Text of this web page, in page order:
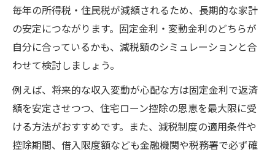
毎年の所得税・住民税が減額されるため、長期的な家計
の安定につながります。固定金利・変動金利のどちらが
自分に合っているかも、減税額のシミュレーションと合
わせて検討しましょう。
例えば、将来的な収入変動が心配な方は固定金利で返済
額を安定させつつ、住宅ローン控除の恩恵を最大限に受
ける方法がおすすめです。また、減税制度の適用条件や
控除期間、借入限度額なども金融機関や税務署で必ず確